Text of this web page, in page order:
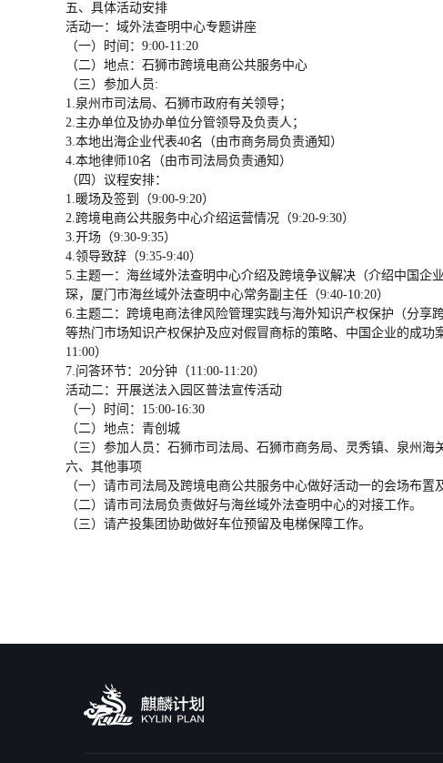
五、具体活动安排
活动一：域外法查明中心专题讲座
（一）时间：9:00-11:20
（二）地点：石狮市跨境电商公共服务中心
（三）参加人员:
1.泉州市司法局、石狮市政府有关领导；
2.主办单位及协办单位分管领导及负责人；
3.本地出海企业代表40名（由市商务局负责通知）
4.本地律师10名（由市司法局负责通知）
（四）议程安排：
1.暖场及签到（9:00-9:20）
2.跨境电商公共服务中心介绍运营情况（9:20-9:30）
3.开场（9:30-9:35）
4.领导致辞（9:35-9:40）
5.主题一：海丝域外法查明中心介绍及跨境争议解决（介绍中国企
琛，厦门市海丝域外法查明中心常务副主任（9:40-10:20）
6.主题二：跨境电商法律风险管理实践与海外知识产权保护（分享
等热门市场知识产权保护及应对假冒商标的策略、中国企业的成
11:00）
7.问答环节：20分钟（11:00-11:20）
活动二：开展送法入园区普法宣传活动
（一）时间：15:00-16:30
（二）地点：青创城
（三）参加人员：石狮市司法局、石狮市商务局、灵秀镇、泉州海
六、其他事项
（一）请市司法局及跨境电商公共服务中心做好活动一的会场布置
（二）请市司法局负责做好与海丝域外法查明中心的对接工作。
（三）请产投集团协助做好车位预留及电梯保障工作。